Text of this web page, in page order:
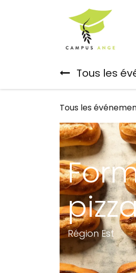
Tous les
Tous les
Région Est